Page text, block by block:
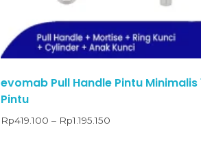
evomab Pull Handle Pintu
Pintu
Rp419.100 – Rp1.195.150